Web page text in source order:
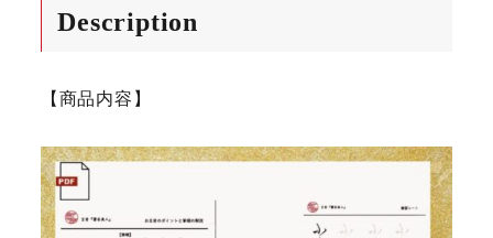
Description
【商品内容】